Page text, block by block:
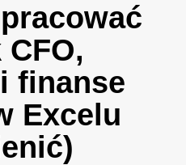
CFO,
finanse
Excelu